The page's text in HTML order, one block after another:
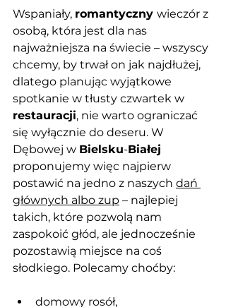
Wspaniały, romantyczny wieczór z
osobą, która jest dla nas
najważniejsza na świecie – wszyscy
chcemy, by trwał on jak najdłużej,
dlatego planując wyjątkowe
spotkanie w tłusty czwartek w
restauracji, nie warto ograniczać
się wyłącznie do deseru. W
Dębowej w Bielsku-Białej
proponujemy więc najpierw
postawić na jedno z naszych dań
głównych albo zup – najlepiej
takich, które pozwolą nam
zaspokoić głód, ale jednocześnie
pozostawią miejsce na coś
słodkiego. Polecamy choćby:
domowy rosół,